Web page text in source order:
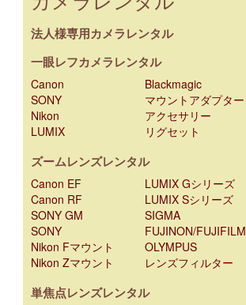
法人様専用カメラレンタル
一眼レフカメラレンタル
Canon
Blackmagic
SONY
マウントアダプター
Nikon
アクセサリー
LUMIX
リグセット
ズームレンズレンタル
Canon EF
LUMIX Gシリーズ
Canon RF
LUMIX Sシリーズ
SONY GM
SIGMA
SONY
FUJINON/FUJIFILM
Nikon Fマウント
OLYMPUS
Nikon Zマウント
レンズフィルター
単焦点レンズレンタル